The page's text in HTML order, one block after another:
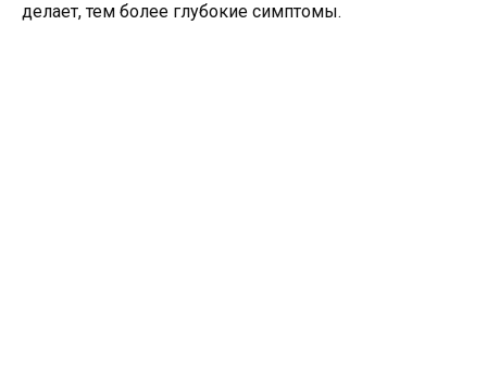
делает, тем более глубокие симптомы.